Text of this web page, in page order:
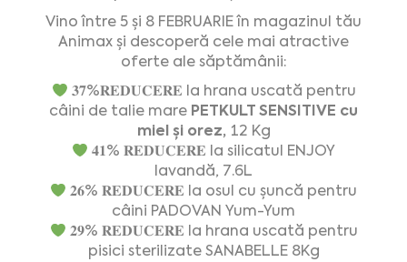
Vino între 5 și 8 FEBRUARIE în magazinul tău
Animax și descoperă cele mai atractive
oferte ale săptămânii:
𝟑𝟕%𝐑𝐄𝐃𝐔𝐂𝐄𝐑𝐄 la hrana uscată pentru
câini de talie mare PETKULT SENSITIVE cu
miel și orez, 12 Kg
𝟒𝟏% 𝐑𝐄𝐃𝐔𝐂𝐄𝐑𝐄 la silicatul ENJOY
lavandă, 7.6L
𝟐𝟔% 𝐑𝐄𝐃𝐔𝐂𝐄𝐑𝐄 la osul cu șuncă pentru
câini PADOVAN Yum-Yum
𝟐𝟗% 𝐑𝐄𝐃𝐔𝐂𝐄𝐑𝐄 la hrana uscată pentru
pisici sterilizate SANABELLE 8Kg